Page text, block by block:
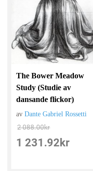
The Bower Meadow
Study (Studie av
dansande flickor)
avDante Gabriel Rossetti
2 088.00kr
1 231.92 kr